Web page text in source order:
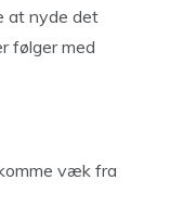
at nyde det
følger med
væk fra